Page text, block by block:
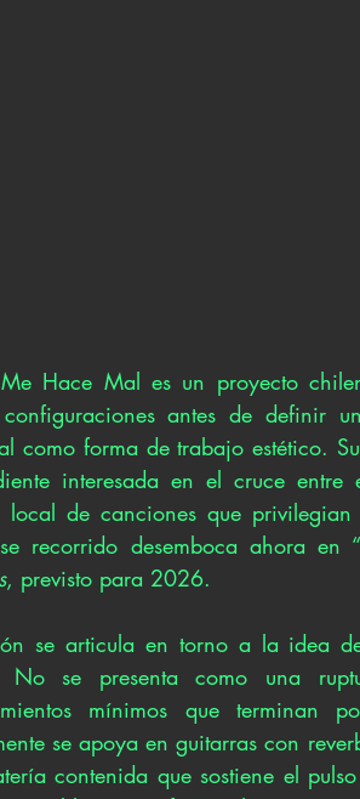
Hace Mal es un proyecto
configuraciones antes de definir
como forma de trabajo estético.
interesada en el cruce
local de canciones que
, previsto para 2026.
se articula en torno a la idea
No se presenta como una
mínimos que
se apoya en guitarras con
contenida que sostiene el